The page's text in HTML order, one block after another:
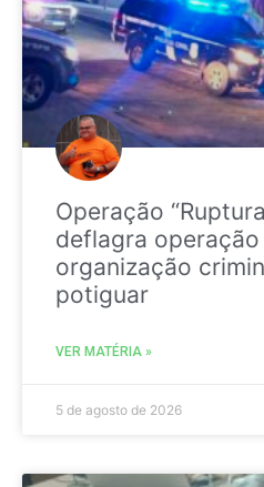
Operação
deflagra
organização
potiguar
VER MATÉRIA »
5 de agosto de 2026